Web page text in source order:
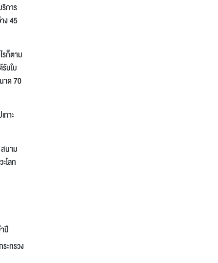
การ
ง 45
ก็ตาม
บใบ
าด 70
กาะ
นาม
โลก
ปี
ะทรวง